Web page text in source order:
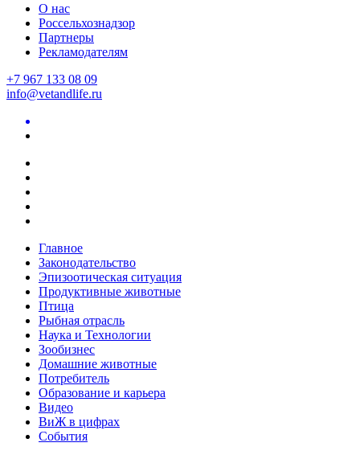
О нас
Россельхознадзор
Партнеры
Рекламодателям
+7 967 133 08 09
info@vetandlife.ru
Главное
Законодательство
Эпизоотическая ситуация
Продуктивные животные
Птица
Рыбная отрасль
Наука и Технологии
Зообизнес
Домашние животные
Потребитель
Образование и карьера
Видео
ВиЖ в цифрах
События